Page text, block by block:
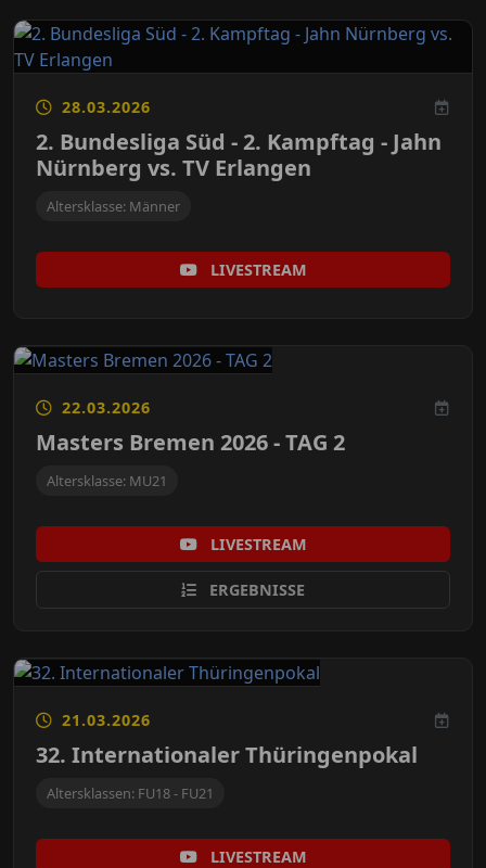
28.03.2026
2. Bundesliga Süd - 2. Kampftag - Jahn
Nürnberg vs. TV Erlangen
Altersklasse: Männer
LIVESTREAM
22.03.2026
Masters Bremen 2026 - TAG 2
Altersklasse: MU21
LIVESTREAM
ERGEBNISSE
21.03.2026
32. Internationaler Thüringenpokal
Altersklassen: FU18 - FU21
LIVESTREAM